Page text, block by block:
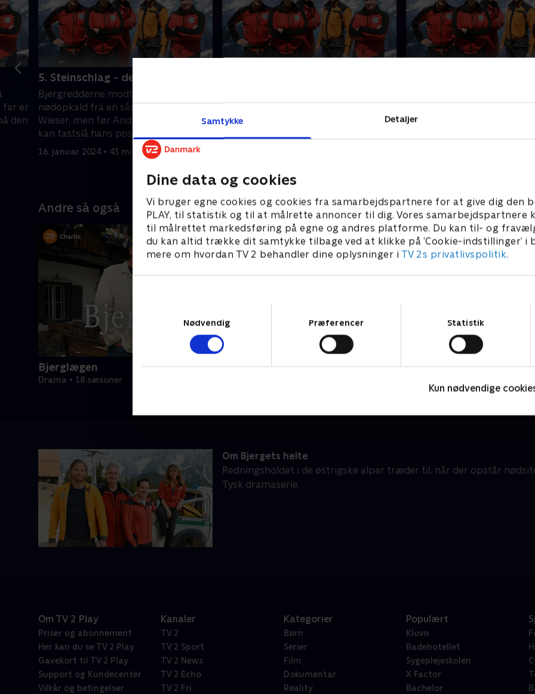
Samtykke Detaljer
Dine data og cookies
Vi bruger egne cookies og cookies fra samarbejdspartnere for at give dig den
PLAY, til statistik og til at målrette annoncer til dig. Vores samarbejdspartnere
til målrettet markedsføring på egne og andres platforme. Du kan til- og
du kan altid trække dit samtykke tilbage ved at klikke på ’Cookie-indstillinger’ i
mere om hvordan TV 2 behandler dine oplysninger i TV 2s privatlivspolitik.
Nødvendig
Præferencer Statistik
Kun nødvendige
far er
den
5. Steinschlag - del 1
Bjergredderne modtager et
nødopkald fra en såret Thomas
Wieser, men før Andreas og teamet
kan fastslå hans position, bliver
forbindelsen afbrudt.
16. januar 2024 • 43 min
Wiesers datter, Marie, og hendes
skoleklasse er på udflugt, og de er i
ekstremsportsudøvere
Andre så også
Bjerglægen
Drama • 18 sæsoner
Om Bjergets helte
Redningsholdet i de østrigske alper træder til, når der opstår
Tysk dramaserie.
Om TV 2 Play
Priser og abonnement
Her kan du se TV 2 Play
Gavekort til TV 2 Play
Support og Kundecenter
Vilkår og betingelser
Kanaler
TV 2
TV 2 Sport
TV 2 News
TV 2 Echo
TV 2 Fri
Kategorier
Børn
Serier
Film
Dokumentar
Reality
Populært
Klovn
Badehotellet
Sygeplejeskolen
X Factor
Bachelor